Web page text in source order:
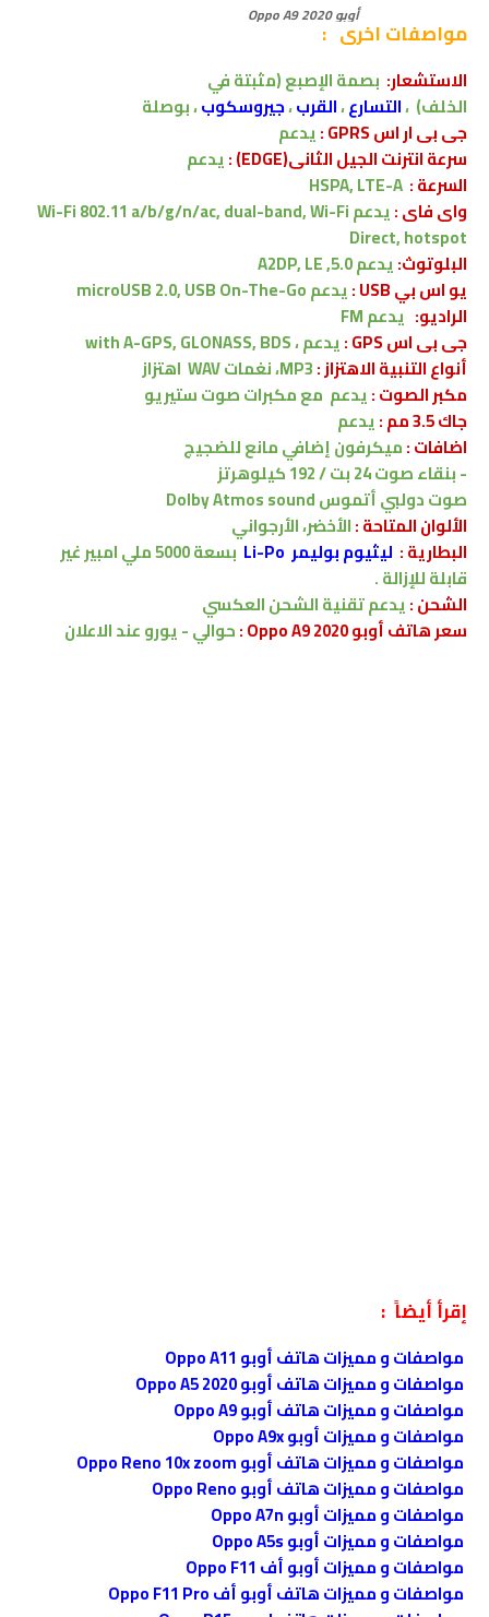
أوبو Oppo A9 2020
مواصفات اخرى:
الاستشعار: بصمة الإصبع(مثبتة في
الخلف) ،التسارع،القرب،جيروسكوب، بوصلة
جى بى ار اس GPRS :
يدعم
سرعة انترنت الجيل الثانى(EDGE) :
يدعم
السرعة : HSPA, LTE-A
واى فاى :
يدعم Wi-Fi 802.11 a/b/g/n/ac, dual-band, Wi-Fi
Direct, hotspot
البلوتوث:يدعم5.0, A2DP, LE
يو اس بي USB :
يدعمmicroUSB 2.0, USB On-The-Go
الراديو: يدعم FM
جى بى اس GPS :
يدعم ،with A-GPS, GLONASS, BDS
أنواع التنبية الاهتزاز :
اهتزاز
مكبر الصوت :يدعم مع مكبرات صوت ستيريو
جاك 3.5 مم :
يدعم
اضافات :ميكرفون إضافي مانع للضجيج
-بنقاءصوت 24 بت / 192 كيلوهرتز
صوت دولبي أتموسDolby Atmos sound
الألوان المتاحة :الأخضر، الأرجواني
البطارية: ليثيوم بوليمر Li-Po بسعة5000ملي امبيرغير
قابلة للإزالة .
الشحن:يدعمتقنيةالشحن العكسي
سعر هاتف أوبو Oppo A9 2020 :
حوالي - يوروعند الاعلان
إقرأ أيضاً :
مواصفات و مميزات هاتف أوبو Oppo A11
مواصفات و مميزات هاتف أوبو Oppo A5 2020
مواصفات و مميزات هاتف أوبو Oppo A9
مواصفات و مميزات أوبو Oppo A9x
مواصفات و مميزات هاتف أوبو Oppo Reno 10x zoom
مواصفات و مميزات هاتف أوبو Oppo Reno
مواصفات و مميزات أوبو Oppo A7n
مواصفات و مميزات أوبو Oppo A5s
مواصفات و مميزات أوبو أف Oppo F11
مواصفات و مميزات هاتف أوبو أف Oppo F11 Pro